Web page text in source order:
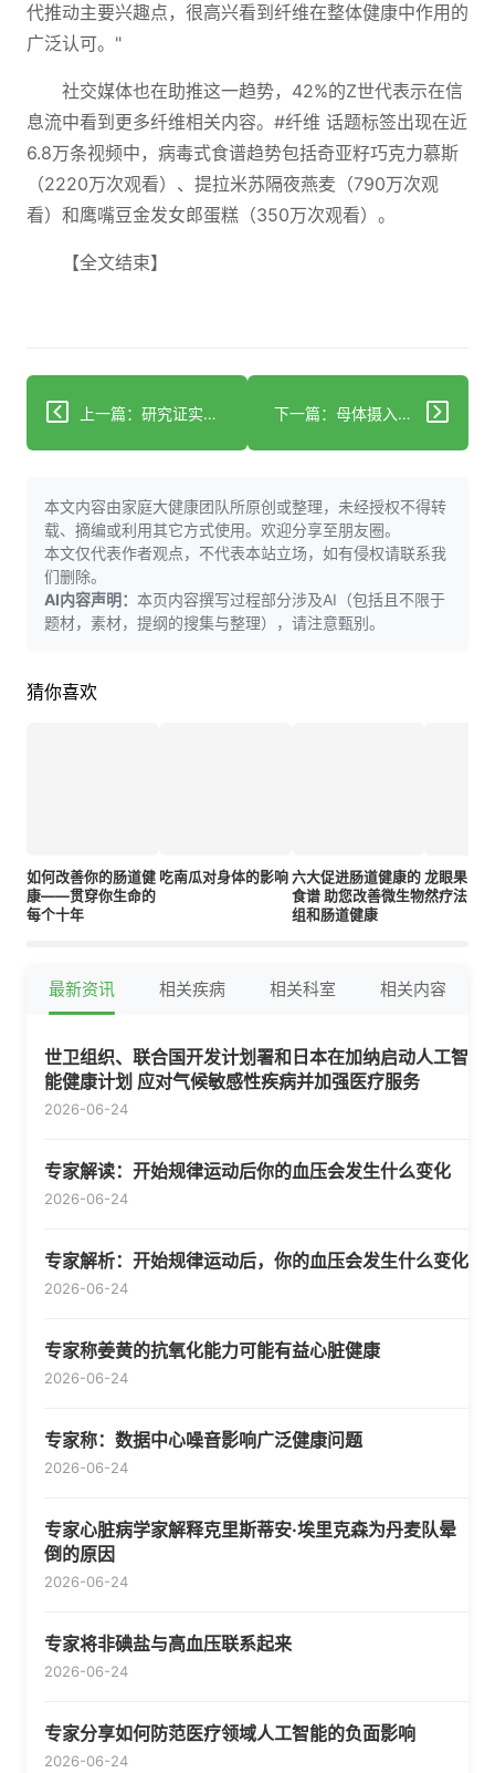
代推动主要兴趣点，很高兴看到纤维在整体健康中作用的
广泛认可。"
社交媒体也在助推这一趋势，42%的Z世代表示在信
息流中看到更多纤维相关内容。#纤维 话题标签出现在近
6.8万条视频中，病毒式食谱趋势包括奇亚籽巧克力慕斯
（2220万次观看）、提拉米苏隔夜燕麦（790万次观
看）和鹰嘴豆金发女郎蛋糕（350万次观看）。
【全文结束】
上一篇：研究证实常用降压药可能损害肠道健康 下一篇：母体摄入乳化剂改变后代肠道微生物群
本文内容由家庭大健康团队所原创或整理，未经授权不得转
载、摘编或利用其它方式使用。欢迎分享至朋友圈。
本文仅代表作者观点，不代表本站立场，如有侵权请联系我
们删除。
AI内容声明： 本页内容撰写过程部分涉及AI（包括且不限于
题材，素材，提纲的搜集与整理），请注意甄别。
猜你喜欢
如何改善你的肠道健
康——贯穿你生命的
每个十年
吃南瓜对身体的影响 六大促进肠道健康的
食谱 助您改善微生物
组和肠道健康
龙眼果实
然疗法
最新资讯 相关疾病 相关科室 相关内容
世卫组织、联合国开发计划署和日本在加纳启动人工智
能健康计划 应对气候敏感性疾病并加强医疗服务
2026-06-24
专家解读：开始规律运动后你的血压会发生什么变化
2026-06-24
专家解析：开始规律运动后，你的血压会发生什么变化
2026-06-24
专家称姜黄的抗氧化能力可能有益心脏健康
2026-06-24
专家称：数据中心噪音影响广泛健康问题
2026-06-24
专家心脏病学家解释克里斯蒂安·埃里克森为丹麦队晕
倒的原因
2026-06-24
专家将非碘盐与高血压联系起来
2026-06-24
专家分享如何防范医疗领域人工智能的负面影响
2026-06-24